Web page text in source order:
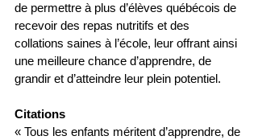
de permettre à plus d’élèves québécois de
recevoir des repas nutritifs et des
collations saines à l’école, leur offrant ainsi
une meilleure chance d’apprendre, de
grandir et d’atteindre leur plein potentiel.
Citations
« Tous les enfants méritent d’apprendre, de